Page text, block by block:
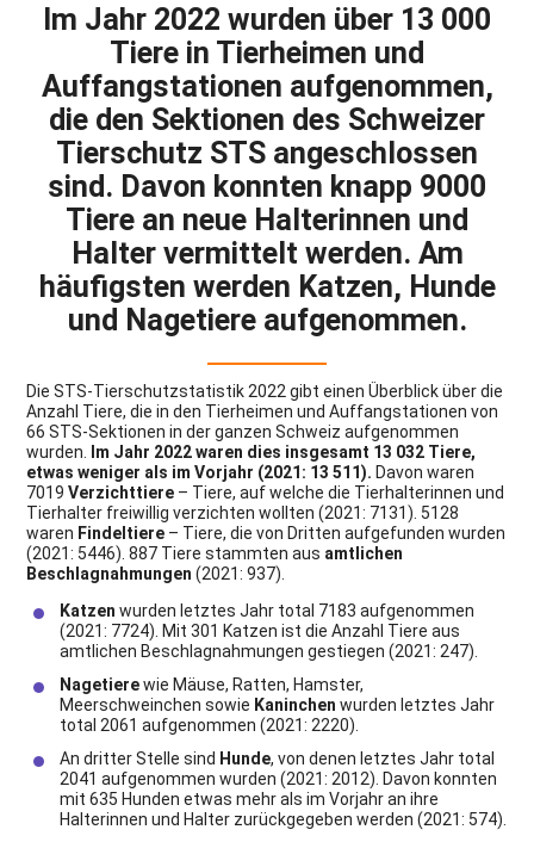
Im Jahr 2022 wurden über 13 000
Tiere in Tierheimen und
Auffangstationen aufgenommen,
die den Sektionen des Schweizer
Tierschutz STS angeschlossen
sind. Davon konnten knapp 9000
Tiere an neue Halterinnen und
Halter vermittelt werden. Am
häufigsten werden Katzen, Hunde
und Nagetiere aufgenommen.
Die STS-Tierschutzstatistik 2022 gibt einen Überblick über die
Anzahl Tiere, die in den Tierheimen und Auffangstationen von
66 STS-Sektionen in der ganzen Schweiz aufgenommen
wurden.
Im Jahr 2022 waren dies insgesamt 13 032 Tiere,
etwas weniger als im Vorjahr (2021: 13 511). Davon waren
7019 Verzichttiere – Tiere, auf welche die Tierhalterinnen und
Tierhalter freiwillig verzichten wollten (2021: 7131). 5128
waren Findeltiere – Tiere, die von Dritten aufgefunden wurden
(2021: 5446). 887 Tiere stammten aus amtlichen
Beschlagnahmungen (2021: 937).
Katzen wurden letztes Jahr total 7183 aufgenommen
(2021: 7724). Mit 301 Katzen ist die Anzahl Tiere aus
amtlichen Beschlagnahmungen gestiegen (2021: 247).
Nagetierewie Mäuse, Ratten, Hamster,
Meerschweinchen sowie Kaninchen wurden letztes Jahr
total 2061 aufgenommen (2021: 2220).
An dritter Stelle sind Hunde, von denen letztes Jahr total
2041 aufgenommen wurden (2021: 2012). Davon konnten
mit 635 Hunden etwas mehr als im Vorjahr an ihre
Halterinnen und Halter zurückgegeben werden (2021: 574).